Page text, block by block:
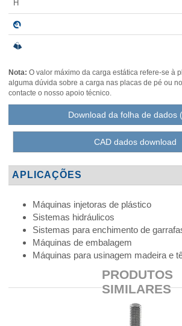
H
Nota: O valor máximo da carga estática refere-se à
alguma dúvida sobre a carga nas placas de pé ou
contacte o nosso apoio técnico.
Download da folha de dados
CAD dados download
APLICAÇÕES
Máquinas injetoras de plástico
Sistemas hidráulicos
Sistemas para enchimento de
Máquinas de embalagem
Máquinas para usinagem madeira e
PRODUTOS
SIMILARES